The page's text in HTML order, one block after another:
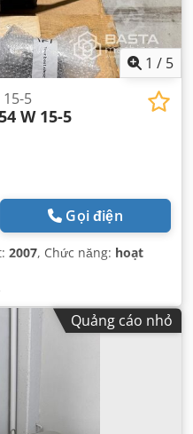
1 / 5
15-5
W 15-5
Gọi điện
2007, Chức năng: hoạt
Quảng cáo nhỏ